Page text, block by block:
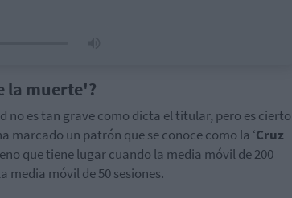
la muerte'?
no es tan grave como dicta el titular, pero es cierto
marcado un patrón que se conoce como la ‘Cruz
que tiene lugar cuando la media móvil de 200
media móvil de 50 sesiones.